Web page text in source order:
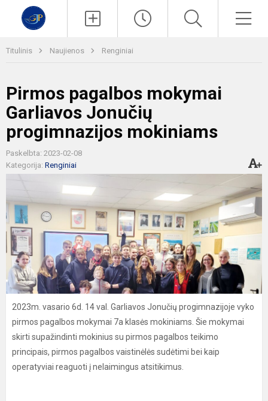
Titulinis Naujienos Renginiai
Pirmos pagalbos mokymai
Garliavos Jonučių
progimnazijos mokiniams
Paskelbta: 2023-02-08
Kategorija: Renginiai
2023m. vasario 6d. 14 val. Garliavos Jonučių progimnazijoje vyko
pirmos pagalbos mokymai 7a klasės mokiniams. Šie mokymai
skirti supažindinti mokinius su pirmos pagalbos teikimo
principais, pirmos pagalbos vaistinėlės sudėtimi bei kaip
operatyviai reaguoti į nelaimingus atsitikimus.